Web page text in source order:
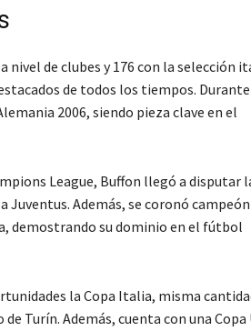
de clubes y 176 con la selección
de todos los tiempos. Durante
2006, siendo pieza clave en el
League, Buffon llegó a disputar
Además, se coronó
demostrando su dominio en el fútbol
la Copa Italia, misma
Turín. Además, cuenta con una Copa